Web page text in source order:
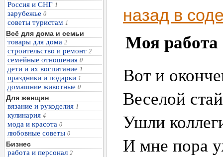
Россия и СНГ 1
зарубежье 0
советы туристам 1
Всё для дома и семьи
товары для дома 2
строительство и ремонт 2
семейные отношения 0
дети и их воспитание 1
праздники и подарки 1
домашние животные 0
Для женщин
вязание и рукоделия 1
кулинария 4
мода и красота 0
любовные советы 0
Бизнес
работа и персонал 2
назад в
Моя работа
Вот и
Веселой
Ушли
И мне пора